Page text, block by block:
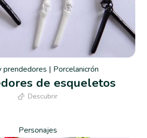
prendedores | Porcelanicrón
de esqueletos
Descubrir
Personajes